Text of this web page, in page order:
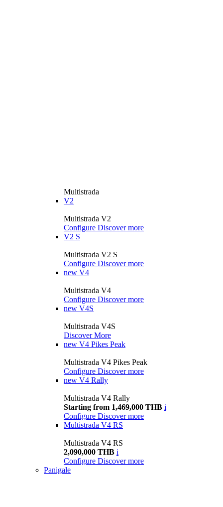
Multistrada
V2
Multistrada V2
Configure Discover more
V2 S
Multistrada V2 S
Configure Discover more
new V4
Multistrada V4
Configure Discover more
new V4S
Multistrada V4S
Discover More
new V4 Pikes Peak
Multistrada V4 Pikes Peak
Configure Discover more
new V4 Rally
Multistrada V4 Rally
Starting from 1,469,000 THB i
Configure Discover more
Multistrada V4 RS
Multistrada V4 RS
2,090,000 THB i
Configure Discover more
Panigale